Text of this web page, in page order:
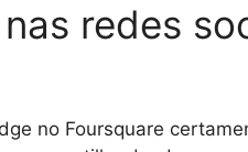
redes
no Foursquare